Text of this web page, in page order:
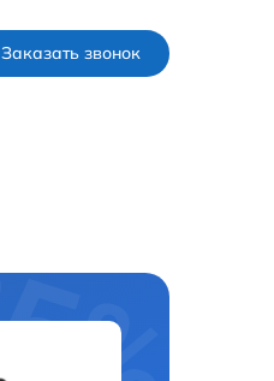
Заказать звонок